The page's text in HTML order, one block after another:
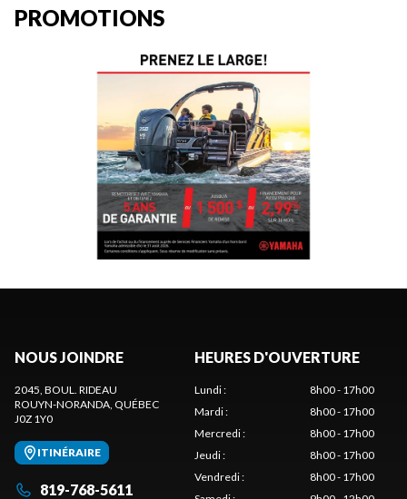
PROMOTIONS
NOUS JOINDRE
2045, BOUL. RIDEAU
ROUYN-NORANDA, QUÉBEC
J0Z 1Y0
ITINÉRAIRE
819-768-5611
HEURES D'OUVERTURE
Lundi:
8h00 - 17h00
Mardi:
8h00 - 17h00
Mercredi:
8h00 - 17h00
Jeudi:
8h00 - 17h00
Vendredi:
8h00 - 17h00